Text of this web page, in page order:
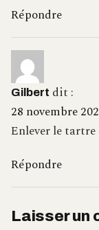
Répondre
Gilbert dit :
28 novembre
Enlever le tartre
Répondre
Laisser un